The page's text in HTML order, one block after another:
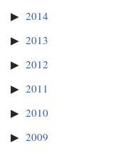
2014
2013
2012
2011
2010
2009